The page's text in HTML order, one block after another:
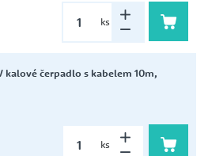
ks
kalové čerpadlo s kabelem 10m,
ks